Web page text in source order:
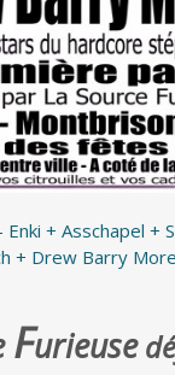
+ Asschapel +
+ Drew Barry More
Furieuse